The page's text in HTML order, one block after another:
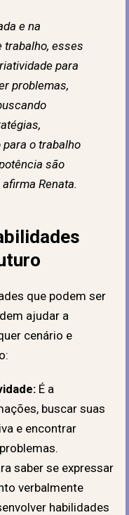
e na
trabalho, esses
para
problemas,
o trabalho
são
Renata.
que podem ser
ajudar a
cenário e
É a
buscar suas
e encontrar
saber se expressar
verbalmente
habilidades